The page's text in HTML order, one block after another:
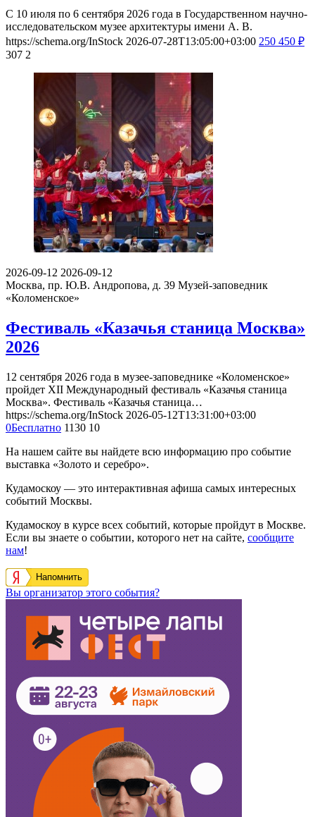
С 10 июля по 6 сентября 2026 года в Государственном научно-
исследовательском музее архитектуры имени А. В.
https://schema.org/InStock 2026-07-28T13:05:00+03:00 250 450 ₽
307 2
2026-09-12 2026-09-12
Москва, пр. Ю.В. Андропова, д. 39 Музей-заповедник
«Коломенское»
Фестиваль «Казачья станица Москва»
2026
12 сентября 2026 года в музее-заповеднике «Коломенское»
пройдет XII Международный фестиваль «Казачья станица
Москва». Фестиваль «Казачья станица…
https://schema.org/InStock 2026-05-12T13:31:00+03:00
0Бесплатно 1130 10
На нашем сайте вы найдете всю информацию про событие
выставка «Золото и серебро».
Кудамоскоу — это интерактивная афиша самых интересных
событий Москвы.
Кудамоскоу в курсе всех событий, которые пройдут в Москве.
Если вы знаете о событии, которого нет на сайте, сообщите
нам!
Напомнить
Вы организатор этого события?